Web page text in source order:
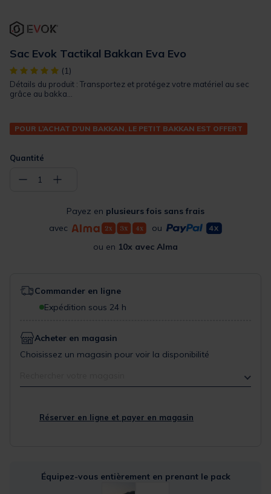
Sac Evok Tactikal Bakkan Eva Evo
[object Object] out of 5 Customer Rating
(1)
Détails du produit : Transportez et protégez votre matériel au sec
grâce au bakka...
POUR L’ACHAT D’UN BAKKAN, LE PETIT BAKKAN EST OFFERT
Quantité
− 1 +
Payez en plusieurs fois sans frais
avec
ou
ou en 10x avec Alma
Commander en ligne
Expédition sous 24 h
Acheter en magasin
Choisissez un magasin pour voir la disponibilité
Réserver en ligne et payer en magasin
Équipez-vous entièrement en prenant le pack